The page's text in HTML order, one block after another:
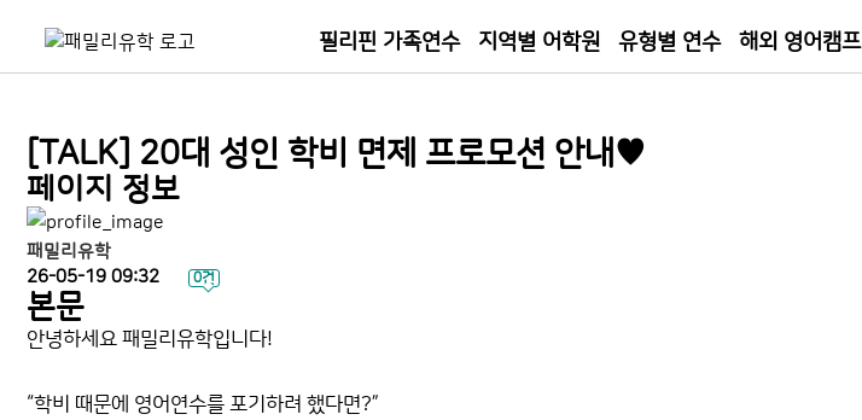
필리핀 가족연수 지역별 어학원 유형별 연수 해외 영어캠프
[TALK] 20대 성인 학비 면제 프로모션 안내♥
페이지 정보
패밀리유학
26-05-19 09:32
0건
본문
안녕하세요 패밀리유학입니다!
“학비 때문에 영어연수를 포기하려 했다면?”